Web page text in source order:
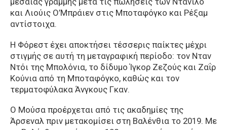
και Λιούις Ο’Μπράιεν στις Μποταφόγκο και Ρέξαμ
αντίστοιχα.
Η Φόρεστ έχει αποκτήσει τέσσερις παίκτες μέχρι
στιγμής σε αυτή τη μεταγραφική περίοδο: τον Νταν
Ντόι της Μπολόνια, το δίδυμο Ίγκορ Ζεζούς και Ζαΐρ
Κούνια από τη Μποταφόγκο, καθώς και τον
τερματοφύλακα Άνγκους Γκαν.
Ο Μούσα προέρχεται από τις ακαδημίες της
Άρσεναλ πριν μετακομίσει στη Βαλένθια το 2019. Με